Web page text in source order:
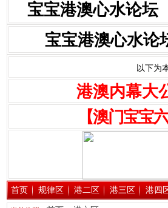
宝宝港澳心水论坛
宝宝港澳心水论
以下为
港澳内幕大
【澳门宝
首页 规律区 港二区 港三区 港四